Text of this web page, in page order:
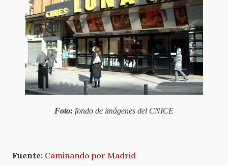
Foto: fondo de imágenes del CNICE
Fuente: Caminando por Madrid